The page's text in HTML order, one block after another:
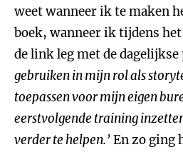
weet wanneer ik te maken
boek, wanneer ik tijdens
de link leg met de
gebruiken in mijn rol als
toepassen voor mijn eigen
eerstvolgende training
verder te helpen.’En zo ging